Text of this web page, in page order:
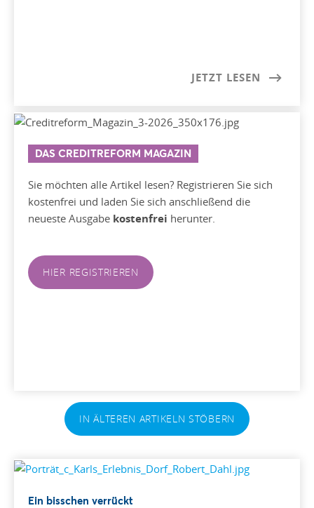
JETZT LESEN
DAS CREDITREFORM MAGAZIN
Sie möchten alle Artikel lesen? Registrieren Sie sich
kostenfrei und laden Sie sich anschließend die
neueste Ausgabe kostenfrei herunter.
HIER REGISTRIEREN
IN ÄLTEREN ARTIKELN STÖBERN
Ein bisschen verrückt